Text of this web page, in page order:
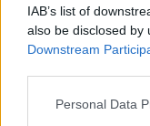
IAB’s list of
also be disclosed by
Downstream
Please note that
Personal Data
Régi